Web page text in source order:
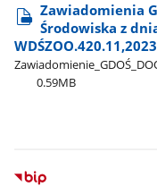
Zawiadomienia
Środowiska z
0.59MB